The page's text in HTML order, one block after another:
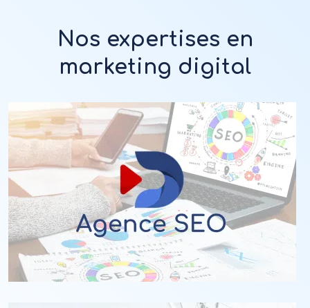
Nos expertises en
marketing digital